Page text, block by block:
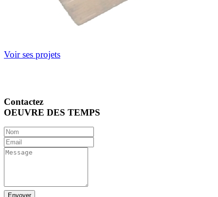
Voir ses projets
Contactez
OEUVRE DES TEMPS
Envoyer